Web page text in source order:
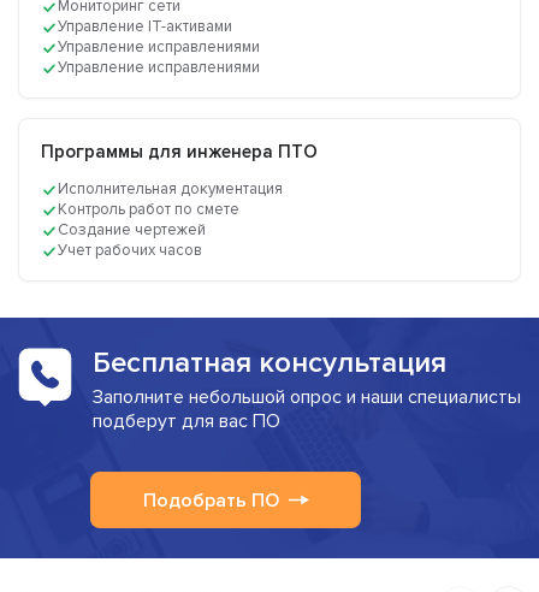
Мониторинг сети
Управление IT-активами
Управление исправлениями
Управление исправлениями
Программы для инженера ПТО
Исполнительная документация
Контроль работ по смете
Создание чертежей
Учет рабочих часов
Бесплатная консультация
Заполните небольшой опрос и наши специалисты
подберут для вас ПО
Подобрать ПО